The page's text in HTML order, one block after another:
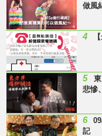
做風
4
5
悲慘
6
記